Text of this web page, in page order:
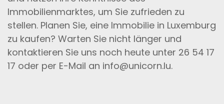
Immobilienmarktes, um Sie zufrieden zu
stellen. Planen Sie, eine Immobilie in Luxemburg
zu kaufen? Warten Sie nicht länger und
kontaktieren Sie uns noch heute unter 26 54 17
17 oder per E-Mail an info@unicorn.lu.